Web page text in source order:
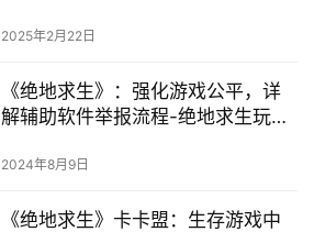
2025年2月22日
《绝地求生》：强化游戏公平，详
解辅助软件举报流程-绝地求生玩家
弊行为
2024年8月9日
《绝地求生》卡卡盟：生存游戏中